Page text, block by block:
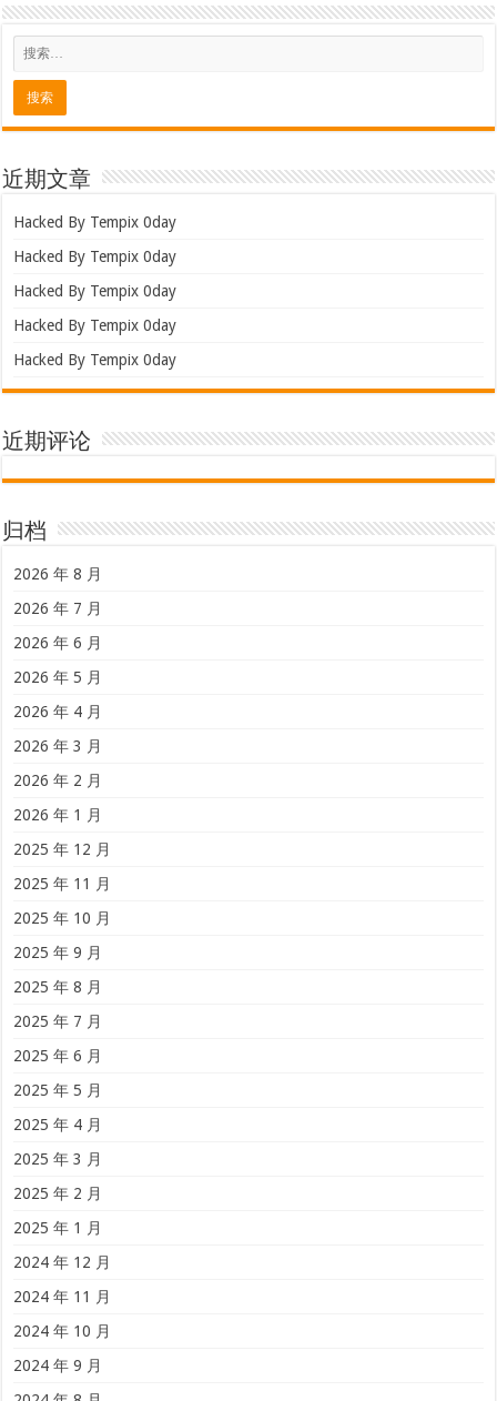
近期文章
Hacked By Tempix 0day
Hacked By Tempix 0day
Hacked By Tempix 0day
Hacked By Tempix 0day
Hacked By Tempix 0day
近期评论
归档
2026 年 8 月
2026 年 7 月
2026 年 6 月
2026 年 5 月
2026 年 4 月
2026 年 3 月
2026 年 2 月
2026 年 1 月
2025 年 12 月
2025 年 11 月
2025 年 10 月
2025 年 9 月
2025 年 8 月
2025 年 7 月
2025 年 6 月
2025 年 5 月
2025 年 4 月
2025 年 3 月
2025 年 2 月
2025 年 1 月
2024 年 12 月
2024 年 11 月
2024 年 10 月
2024 年 9 月